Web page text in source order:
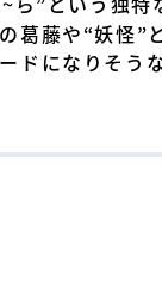
葛藤や“妖怪”
ドになりそう